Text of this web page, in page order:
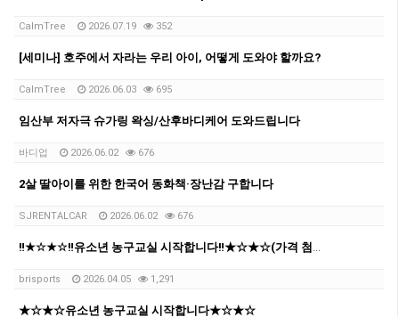
CalmTree 2026.07.19 352
[세미나] 호주에서 자라는 우리 아이, 어떻게 도와야 할까요?
CalmTree 2026.06.03 695
임산부 저자극 슈가링 왁싱/산후바디케어 도와드립니다
바디업 2026.06.02 676
2살 딸아이를 위한 한국어 동화책·장난감 구합니다
SJRENTALCAR 2026.06.02 676
‼️★☆★☆‼️유소년 농구교실 시작합니다‼️★☆★☆(가격 첨부 및 인스타 링크 추가)‼️‼️
brisports 2026.04.05 1,291
★☆★☆유소년 농구교실 시작합니다★☆★☆